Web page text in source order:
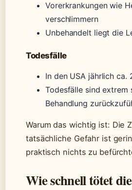
Vorerkrankungen wie
verschlimmern
Unbehandelt liegt die
Todesfälle
In den USA jährlich ca.
Todesfälle sind extrem
Behandlung
Warum das wichtig ist: Die
tatsächliche Gefahr ist
praktisch nichts zu
Wie schnell tötet